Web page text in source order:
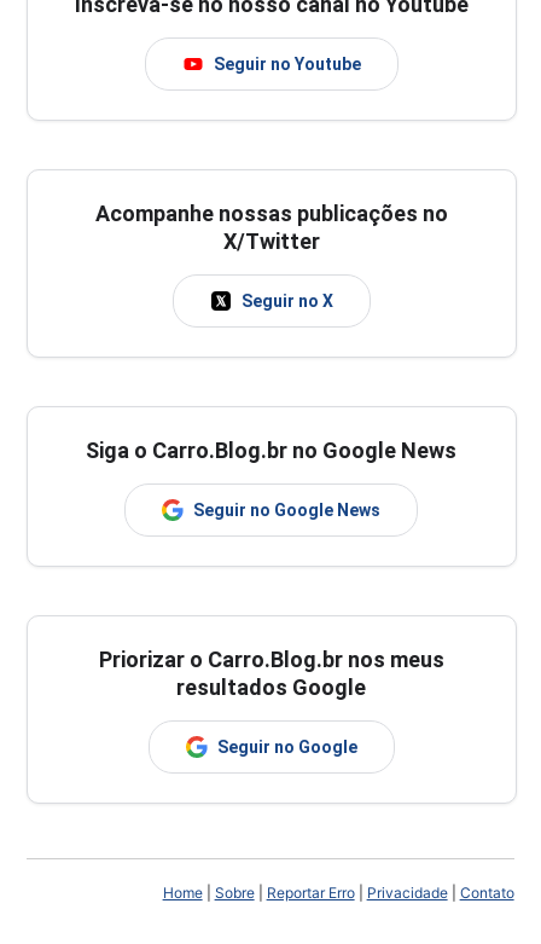
Seguir no Youtube
Acompanhe nossas publicações no
X/Twitter
Seguir no X
Siga o Carro.Blog.br no Google News
Seguir no Google News
Priorizar o Carro.Blog.br nos meus
resultados Google
Seguir no Google
Home| Sobre| Reportar Erro| Privacidade| Contato